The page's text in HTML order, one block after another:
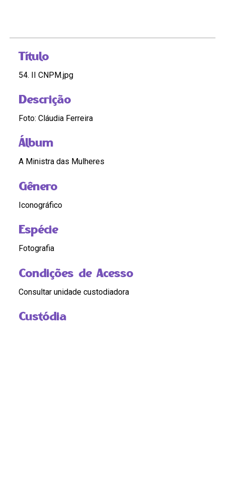
Título
54. II CNPM.jpg
Descrição
Foto: Cláudia Ferreira
Álbum
A Ministra das Mulheres
Gênero
Iconográfico
Espécie
Fotografia
Condições de Acesso
Consultar unidade custodiadora
Custódia